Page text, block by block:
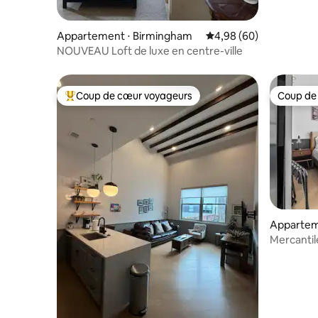
Appartement ⋅ Birmingham Évaluation moyenne
4,98 (60)
NOUVEAU Loft de luxe en centre-ville
Coups de cœur voyageurs les plus appréciés
Coup de cœur voyageurs Coup
Coup